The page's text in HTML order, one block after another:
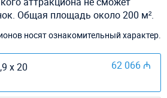
Общая площадь около 200 м².
носят ознакомительный характер.
х 20
62 066 ₼